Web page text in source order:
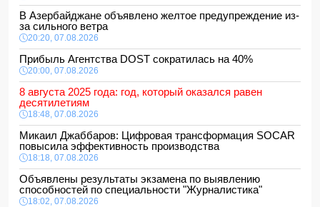
В Азербайджане объявлено желтое предупреждение из-
за сильного ветра
20:20, 07.08.2026
Прибыль Агентства DOST сократилась на 40%
20:00, 07.08.2026
8 августа 2025 года: год, который оказался равен
десятилетиям
18:48, 07.08.2026
Микаил Джаббаров: Цифровая трансформация SOCAR
повысила эффективность производства
18:18, 07.08.2026
Объявлены результаты экзамена по выявлению
способностей по специальности "Журналистика"
18:02, 07.08.2026